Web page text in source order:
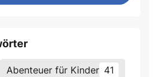
Abenteuer für Kinder 41